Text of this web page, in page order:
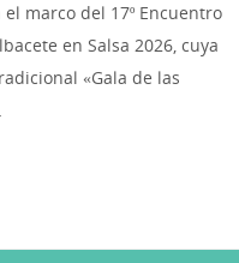
el marco del 17º Encuentro
en Salsa 2026, cuya
«Gala de las